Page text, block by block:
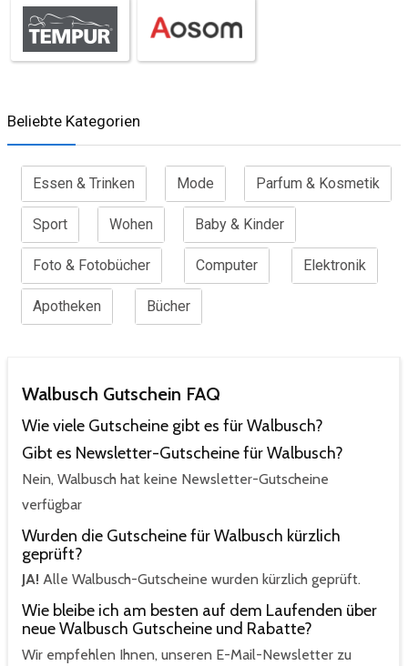
Beliebte Kategorien
Essen & Trinken Mode Parfum & Kosmetik
Sport Wohen Baby & Kinder
Foto & Fotobücher Computer Elektronik
Apotheken Bücher
Walbusch Gutschein FAQ
Wie viele Gutscheine gibt es für Walbusch?
Gibt es Newsletter-Gutscheine für Walbusch?
Nein, Walbusch hat keine Newsletter-Gutscheine
verfügbar
Wurden die Gutscheine für Walbusch kürzlich
geprüft?
JA! Alle Walbusch-Gutscheine wurden kürzlich geprüft.
Wie bleibe ich am besten auf dem Laufenden über
neue Walbusch Gutscheine und Rabatte?
Wir empfehlen Ihnen, unseren E-Mail-Newsletter zu